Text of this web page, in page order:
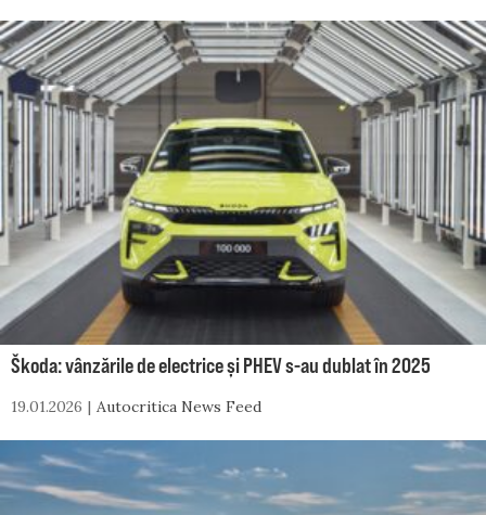
Škoda: vânzările de electrice și PHEV s-au dublat în 2025
19.01.2026 Autocritica News Feed